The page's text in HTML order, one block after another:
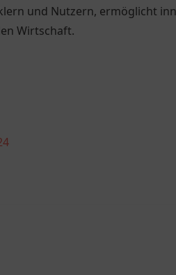
und Nutzern, ermöglicht
Wirtschaft.